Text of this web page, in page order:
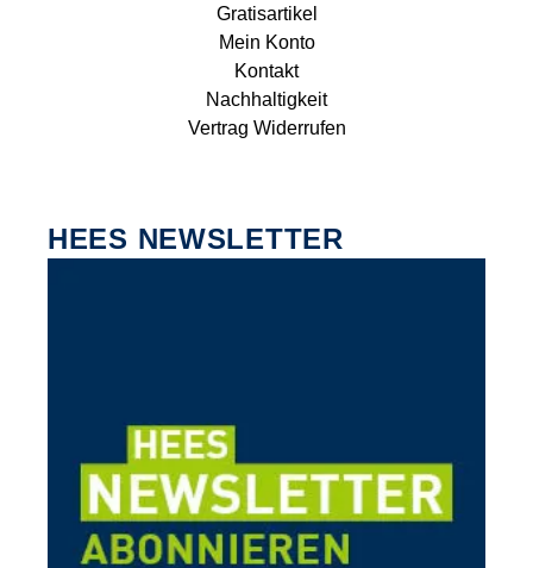
Gratisartikel
Mein Konto
Kontakt
Nachhaltigkeit
Vertrag Widerrufen
HEES NEWSLETTER